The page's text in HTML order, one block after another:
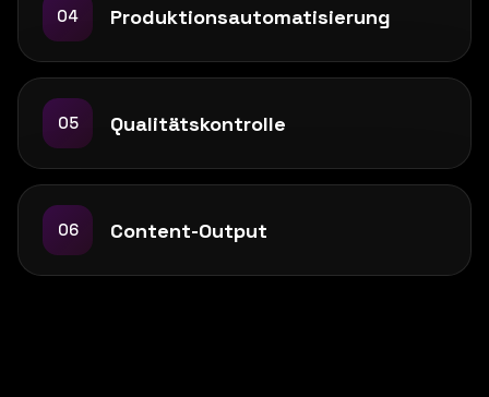
04 Produktionsautomatisierung
05 Qualitätskontrolle
06 Content-Output